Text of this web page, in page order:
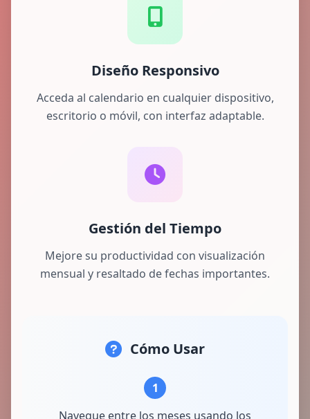
Diseño Responsivo
Acceda al calendario en cualquier dispositivo,
escritorio o móvil, con interfaz adaptable.
Gestión del Tiempo
Mejore su productividad con visualización
mensual y resaltado de fechas importantes.
Cómo Usar
1
Navegue entre los meses usando los